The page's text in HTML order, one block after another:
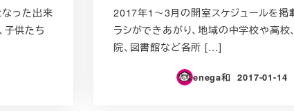
なった出来
子供たち
2017年1～3月の開室スケジュールを掲
ラシができあがり、地域の中学校や高校
院、図書館など各所 […]
enega和
投稿日
2017-01-14